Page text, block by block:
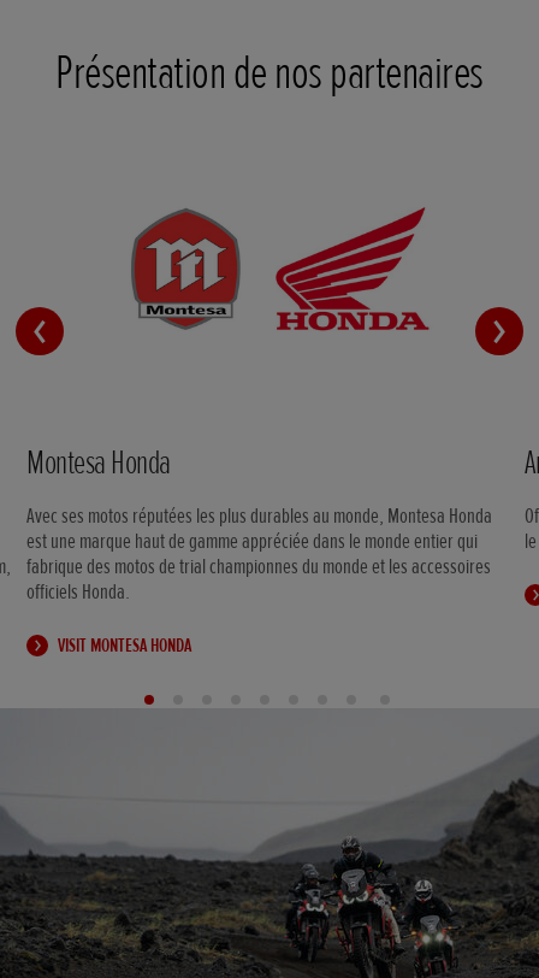
Présentation de nos partenaires
Montesa Honda
Avec ses motos réputées les plus durables au monde, Montesa Honda
est une marque haut de gamme appréciée dans le monde entier qui
fabrique des motos de trial championnes du monde et les accessoires
officiels Honda.
VISIT MONTESA HONDA